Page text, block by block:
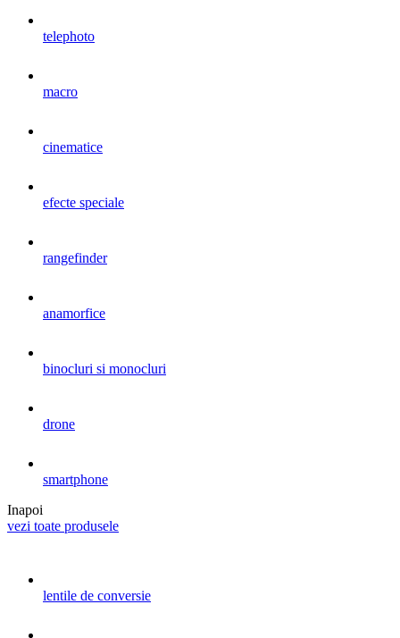
telephoto
macro
cinematice
efecte speciale
rangefinder
anamorfice
binocluri si monocluri
drone
smartphone
Inapoi
vezi toate produsele
lentile de conversie